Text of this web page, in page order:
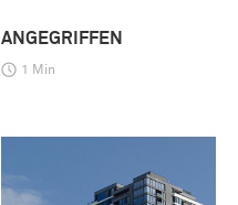
ANGEGRIFFEN
1 Min